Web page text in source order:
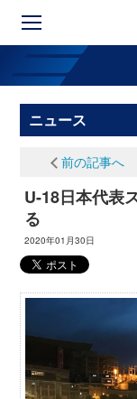
ニュース
前の記事へ
U-18日本代表
る
2020年01月30日